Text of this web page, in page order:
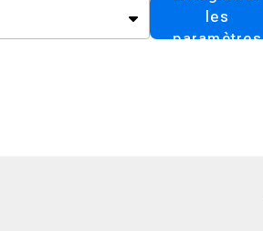
les
paramètres